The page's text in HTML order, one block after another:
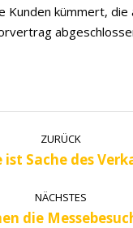
Kunden kümmert,
ZURÜCK
Vorheriger
ist Sache des
NÄCHSTES
die